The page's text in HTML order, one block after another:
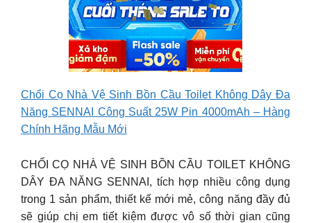
Chổi Cọ Nhà Vệ Sinh Bồn Cầu Toilet Không Dây Đa
Năng SENNAI Công Suất 25W Pin 4000mAh – Hàng
Chính Hãng Mẫu Mới
CHỔI CỌ NHÀ VỆ SINH BỒN CẦU TOILET KHÔNG
DÂY ĐA NĂNG SENNAI, tích hợp nhiều công dụng
trong 1 sản phẩm, thiết kế mới mẻ, công năng đầy đủ
sẽ giúp chị em tiết kiệm được vô số thời gian cũng